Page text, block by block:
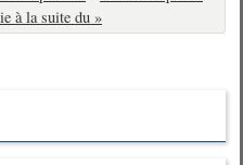
à la suite du »